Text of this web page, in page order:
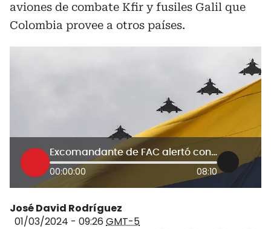
aviones de combate Kfir y fusiles Galil que
Colombia provee a otros países.
Excomandante de FAC alertó consecuencias tras suspender compra de armas a Israel
00:00:00 08:10
José David Rodríguez
01/03/2024 - 09:26 GMT-5